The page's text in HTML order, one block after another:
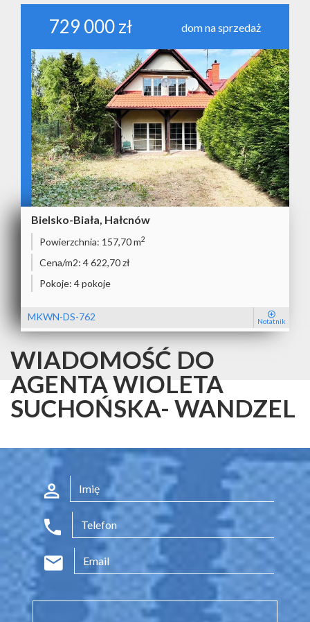
729 000 zł dom na sprzedaż
Bielsko-Biała, Hałcnów
Powierzchnia: 157,70 m2
Cena/m2: 4 622,70 zł
Pokoje: 4 pokoje
MKWN-DS-762 Notatnik
WIADOMOŚĆ DO
AGENTA WIOLETA
SUCHOŃSKA- WANDZEL